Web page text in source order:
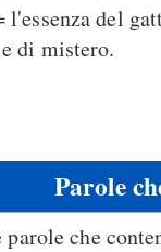
l'essenza del
di mistero.
Parole
che